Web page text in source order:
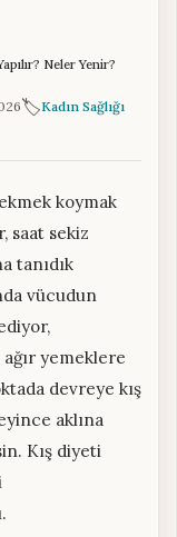
Neler Yenir?
🏷️Kadın Sağlığı
koymak
saat sekiz
tanıdık
vücudun
yemeklere
devreye kış
aklına
Kış diyeti